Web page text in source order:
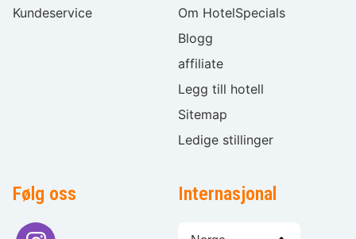
Kundeservice
Om HotelSpecials
Blogg
affiliate
Legg till hotell
Sitemap
Ledige stillinger
Følg oss Internasjonal